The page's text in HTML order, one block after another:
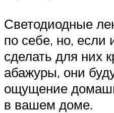
Светодиодные
по себе, но, если
сделать для них
абажуры, они
ощущение
в вашем доме.